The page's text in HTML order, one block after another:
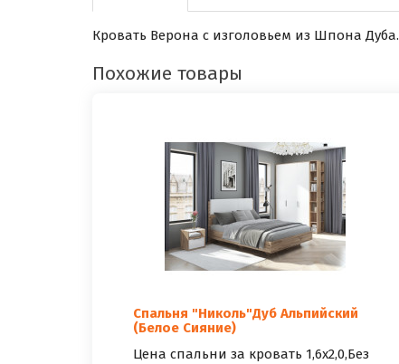
Кровать Верона с изголовьем из Шпона Дуба.
Похожие товары
Спальня "Николь"Дуб Альпийский
(Белое Сияние)
Цена спальни за кровать 1,6х2,0,Без